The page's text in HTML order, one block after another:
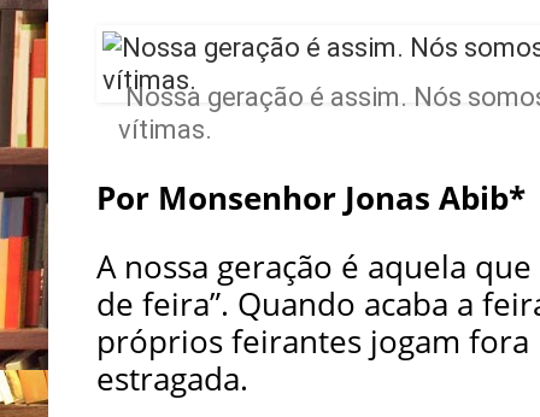
Nossa geração é assim. Nós
vítimas.
Por Monsenhor Jonas Abib*
A nossa geração é aquela
de feira”. Quando acaba a
próprios feirantes jogam fora
estragada.